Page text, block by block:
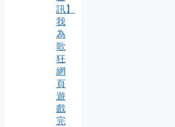
訊】
我
為
歌
狂
網
頁
遊
戲
完